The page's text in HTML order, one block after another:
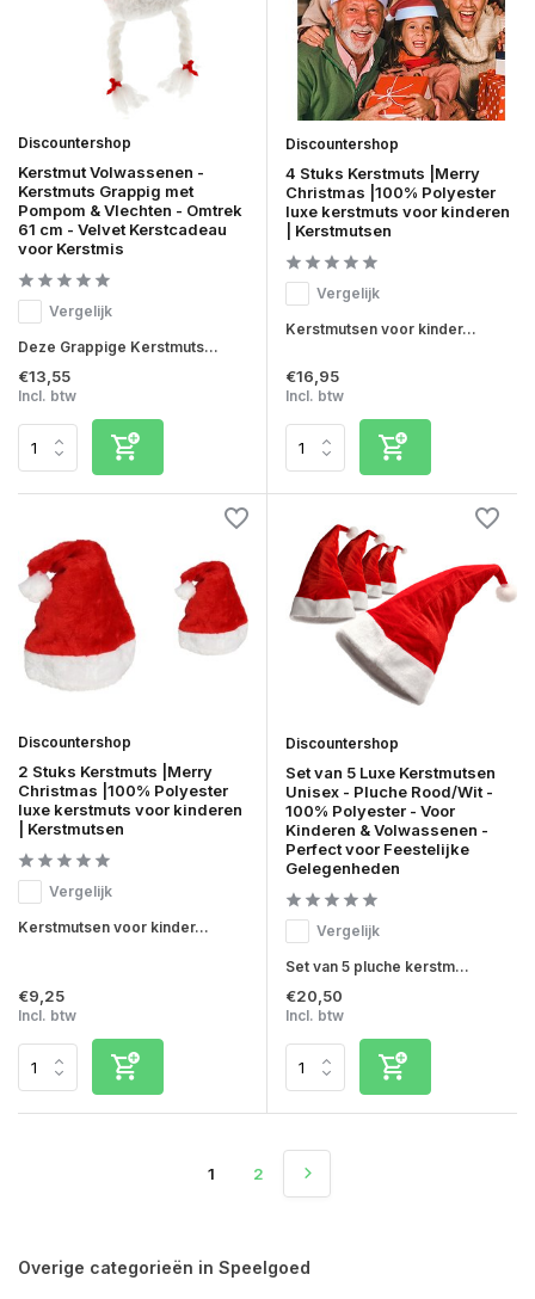
Discountershop
Kerstmut Volwassenen -
Kerstmuts Grappig met
Pompom & Vlechten - Omtrek
61 cm - Velvet Kerstcadeau
voor Kerstmis
Vergelijk
Deze Grappige Kerstmuts...
€13,55
Incl. btw
Discountershop
4 Stuks Kerstmuts |Merry
Christmas |100% Polyester
luxe kerstmuts voor kinderen
| Kerstmutsen
Vergelijk
Kerstmutsen voor kinder...
€16,95
Incl. btw
Discountershop
2 Stuks Kerstmuts |Merry
Christmas |100% Polyester
luxe kerstmuts voor kinderen
| Kerstmutsen
Vergelijk
Kerstmutsen voor kinder...
€9,25
Incl. btw
Discountershop
Set van 5 Luxe Kerstmutsen
Unisex - Pluche Rood/Wit -
100% Polyester - Voor
Kinderen & Volwassenen -
Perfect voor Feestelijke
Gelegenheden
Vergelijk
Set van 5 pluche kerstm...
€20,50
Incl. btw
1 2
Overige categorieën in Speelgoed